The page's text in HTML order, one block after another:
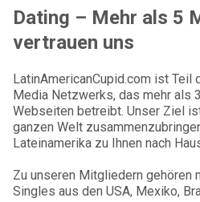
Dating – Mehr als 5
vertrauen uns
LatinAmericanCupid.com ist Teil
Media Netzwerks, das mehr als
Webseiten betreibt. Unser Ziel
ganzen Welt
Lateinamerika zu Ihnen nach
Zu unseren Mitgliedern gehören
Singles aus den USA, Mexiko,